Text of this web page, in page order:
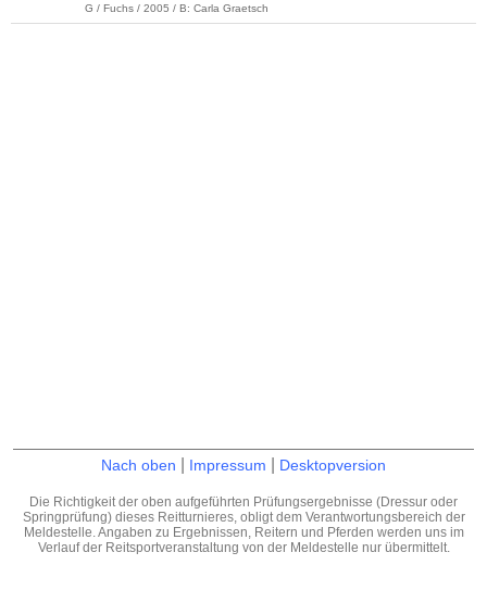
G / Fuchs / 2005 / B: Carla Graetsch
Nach oben Impressum Desktopversion
Die Richtigkeit der oben aufgeführten Prüfungsergebnisse (Dressur oder
Springprüfung) dieses Reitturnieres, obligt dem Verantwortungsbereich der
Meldestelle. Angaben zu Ergebnissen, Reitern und Pferden werden uns im
Verlauf der Reitsportveranstaltung von der Meldestelle nur übermittelt.